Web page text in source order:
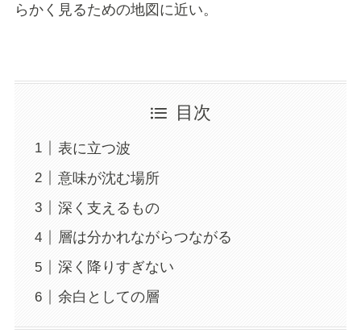
らかく見るための地図に近い。
目次
表に立つ波
意味が沈む場所
深く支えるもの
層は分かれながらつながる
深く降りすぎない
余白としての層